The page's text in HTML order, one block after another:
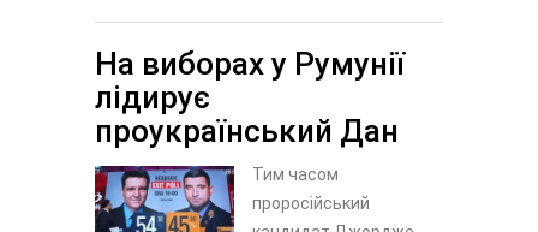
На виборах у Румунії
лідирує
проукраїнський Дан
Тим часом
проросійський